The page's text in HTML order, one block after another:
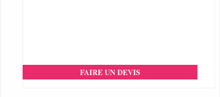
FAIRE UN DEVIS